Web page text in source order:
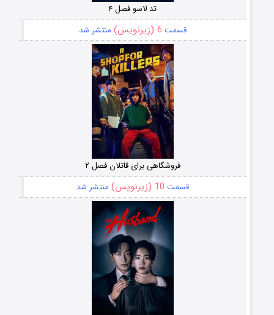
تد لاسو فصل ۴
قسمت 6 (زیرنویس) منتشر شد
فروشگاهی برای قاتلان فصل ۲
قسمت 10 (زیرنویس) منتشر شد